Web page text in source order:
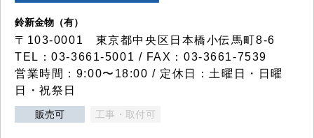
鈴新金物（有）
〒103-0001 東京都中央区日本橋小伝馬町8-6
TEL：03-3661-5001 / FAX：03-3661-7539
営業時間：9:00〜18:00 / 定休日：土曜日・日曜
日・祝祭日
販売可 工事・取付可